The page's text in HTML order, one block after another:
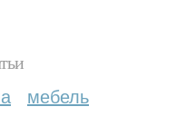
мебель